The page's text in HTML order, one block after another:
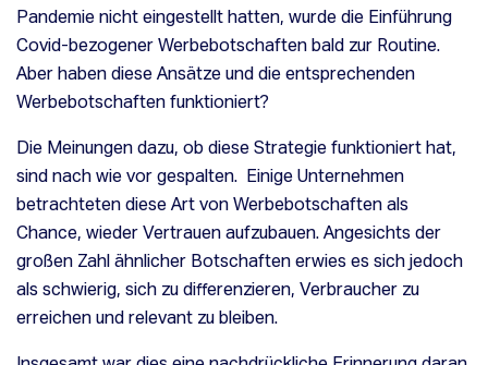
Pandemie nicht eingestellt hatten, wurde die Einführung
Covid-bezogener Werbebotschaften bald zur Routine.
Aber haben diese Ansätze und die entsprechenden
Werbebotschaften funktioniert?
Die Meinungen dazu, ob diese Strategie funktioniert hat,
sind nach wie vor gespalten. Einige Unternehmen
betrachteten diese Art von Werbebotschaften als
Chance, wieder Vertrauen aufzubauen. Angesichts der
großen Zahl ähnlicher Botschaften erwies es sich jedoch
als schwierig, sich zu differenzieren, Verbraucher zu
erreichen und relevant zu bleiben.